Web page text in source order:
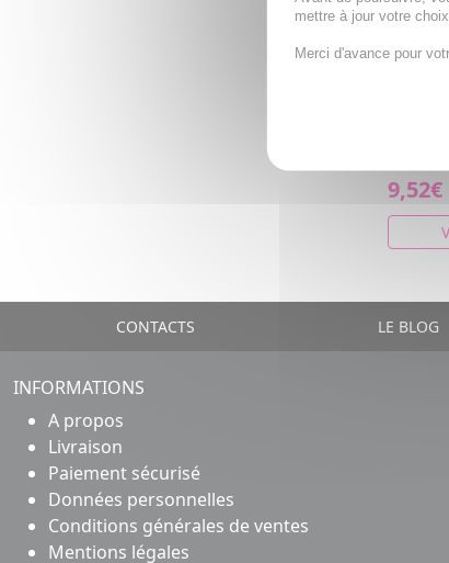
Soupe
9,52€
CONTACTS LE BLOG
INFORMATIONS
A propos
Livraison
Paiement sécurisé
Données personnelles
Conditions générales de ventes
Mentions légales
mettre à jour votre
Merci d'avance pour